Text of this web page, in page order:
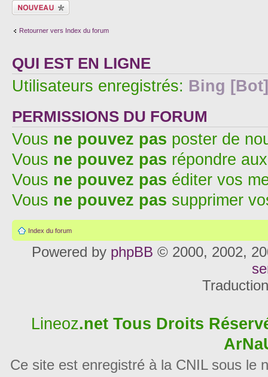
Écrire un nouveau
sujet
Retourner vers Index du forum
QUI EST EN LIGNE
Utilisateurs enregistrés: Bing [Bot]
PERMISSIONS DU FORUM
Vous ne pouvez pas poster de
Vous ne pouvez pas répondre
Vous ne pouvez pas éditer vos
Vous ne pouvez pas supprimer
Index du forum
Powered by phpBB © 2000, 2002,
Lineoz.net Tous Droits
Ce site est enregistré à la CNIL sous le